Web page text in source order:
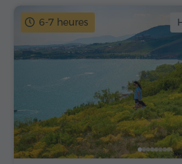
6-7 heures